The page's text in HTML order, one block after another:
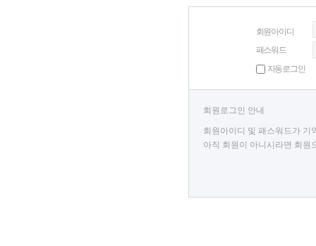
회원아이디
패스워드
자동로그인
회원로그인 안내
회원아이디 및 패스워드가 기
아직 회원이 아니시라면 회원